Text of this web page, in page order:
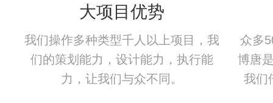
大项目优势
我们操作多种类型千人以上项目，我
们的策划能力，设计能力，执行能
力，让我们与众不同。
众多
博唐
我们